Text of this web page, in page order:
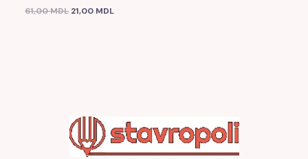
61,00MDL 21,00 MDL